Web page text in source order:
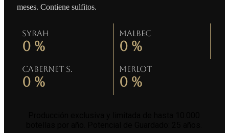
meses. Contiene sulfitos.
Syrah
0 %
Malbec
0 %
Cabernet S.
0 %
Merlot
0 %